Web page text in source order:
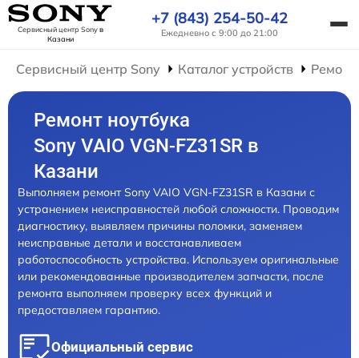
Сервисный центр Sonyв
Казани
+7 (843) 254-50-42
Ежедневно с 9:00 до 21:00
Сервисный центр Sony Каталог устройств
Ремонт ноутбука
Sony VAIO VGN-FZ31SR в
Казани
Выполняем ремонт Sony VAIO VGN-FZ31SR в Казани с
устранением неисправностей любой сложности. Проводим
диагностику, выявляем причины поломки, заменяем
неисправные детали и восстанавливаем
работоспособность устройства. Используем оригинальные
или рекомендованные производителем запчасти, после
ремонта выполняем проверку всех функций и
предоставляем гарантию.
Официальный сервис